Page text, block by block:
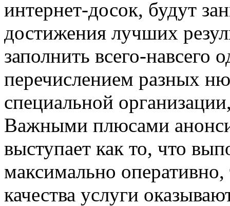
интернет-досок, будут
достижения лучших
заполнить всего-
перечислением разных
специальной
Важными плюсами
выступает как то, что
максимально
качества услуги